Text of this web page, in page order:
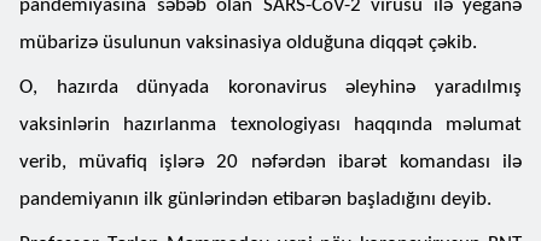
pandemiyasına səbəb olan SARS-CoV-2 virusu ilə yeganə
mübarizə üsulunun vaksinasiya olduğuna diqqət çəkib.
O, hazırda dünyada koronavirus əleyhinə yaradılmış
vaksinlərin hazırlanma texnologiyası haqqında məlumat
verib, müvafiq işlərə 20 nəfərdən ibarət komandası ilə
pandemiyanın ilk günlərindən etibarən başladığını deyib.